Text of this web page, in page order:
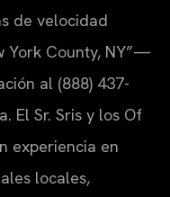
de velocidad
York County, NY”—
al (888) 437-
El Sr. Sris y los Of
experiencia en
locales,